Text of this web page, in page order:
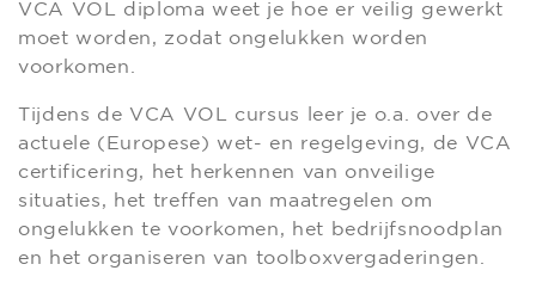
VCA VOL diploma weet je hoe er veilig gewerkt
moet worden, zodat ongelukken worden
voorkomen.
Tijdens de VCA VOL cursus leer je o.a. over de
actuele (Europese) wet- en regelgeving, de VCA
certificering, het herkennen van onveilige
situaties, het treffen van maatregelen om
ongelukken te voorkomen, het bedrijfsnoodplan
en het organiseren van toolboxvergaderingen.